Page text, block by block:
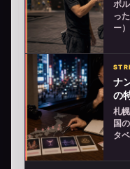
ボ
っ
ー
ナ
の
札
国
タ